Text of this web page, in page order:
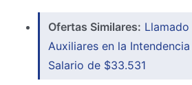
Ofertas Similares:
Auxiliares en la
Salario de $33.531